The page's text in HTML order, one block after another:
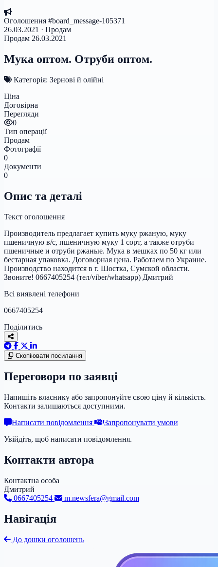
Оголошення #board_message-105371
26.03.2021 · Продам
Продам 26.03.2021
Мука оптом. Отруби оптом.
Категорія: Зернові й олійні
Ціна
Договірна
Перегляди
0
Тип операції
Продам
Фотографії
0
Документи
0
Опис та деталі
Текст оголошення
Производитель предлагает купить муку ржаную, муку
пшеничную в/с, пшеничную муку 1 сорт, а также отруби
пшеничные и отруби ржаные. Мука в мешках по 50 кг или
бестарная упаковка. Договорная цена. Работаем по Украине.
Производство находится в г. Шостка, Сумской области.
Звоните! 0667405254 (тел/viber/whatsapp) Дмитрий
Всі виявлені телефони
0667405254
Поділитись
Скопіювати посилання
Переговори по заявці
Напишіть власнику або запропонуйте свою ціну й кількість.
Контакти залишаються доступними.
Написати повідомлення
Запропонувати умови
Увійдіть, щоб написати повідомлення.
Контакти автора
Контактна особа
Дмитрий
0667405254
m.newsfera@gmail.com
Навігація
До дошки оголошень